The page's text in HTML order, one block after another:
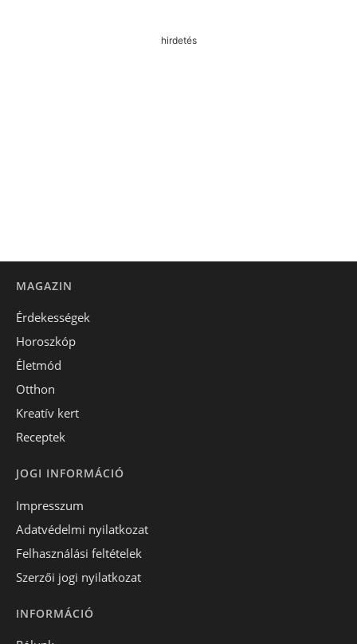
hirdetés
MAGAZIN
Érdekességek
Horoszkóp
Életmód
Otthon
Kreatív kert
Receptek
JOGI INFORMÁCIÓ
Impresszum
Adatvédelmi nyilatkozat
Felhasználási feltételek
Szerzői jogi nyilatkozat
INFORMÁCIÓ